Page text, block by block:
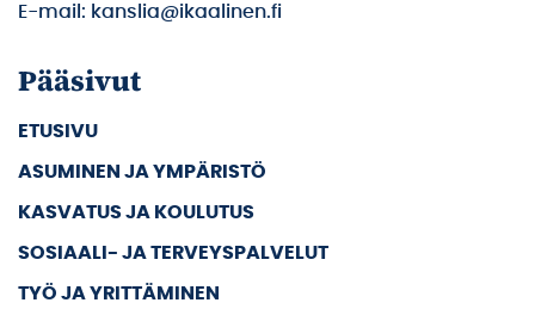
E-mail: kanslia@ikaalinen.fi
Pääsivut
ETUSIVU
ASUMINEN JA YMPÄRISTÖ
KASVATUS JA KOULUTUS
SOSIAALI- JA TERVEYSPALVELUT
TYÖ JA YRITTÄMINEN